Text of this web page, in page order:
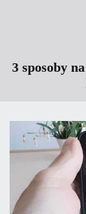
3 sposoby